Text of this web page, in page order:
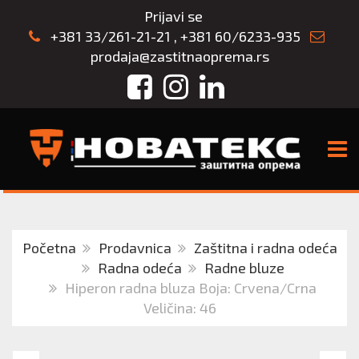
Prijavi se
+381 33/261-21-21 , +381 60/6233-935
prodaja@zastitnaoprema.rs
FacebookInstagram
LinkedIn
Početna Prodavnica
Zaštitna i radna odeća
Radna odeća
Radne bluze
Hiperon radna bluza Boja: Crvena/Crna
Veličina: 46